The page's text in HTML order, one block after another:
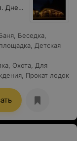
Брест, Дрогичинский р-н, дер. Селище, ул. Днепробугская, 26
Беседка
Детская
Охота Для
Прокат лодок